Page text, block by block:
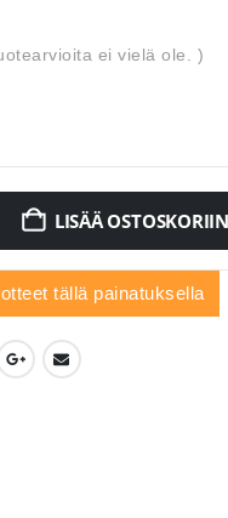
ei vielä ole. )
LISÄÄ OSTOSKORIIN
tällä painatuksella